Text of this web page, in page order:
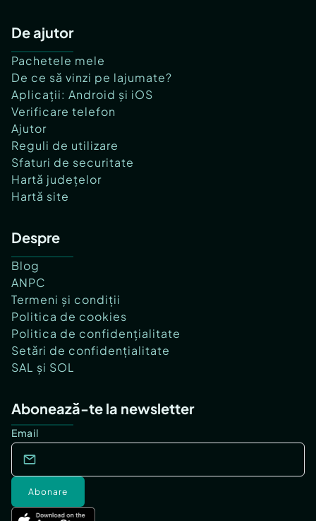
De ajutor
Pachetele mele
De ce să vinzi pe lajumate?
Aplicații: Android și iOS
Verificare telefon
Ajutor
Reguli de utilizare
Sfaturi de securitate
Hartă județelor
Hartă site
Despre
Blog
ANPC
Termeni și condiții
Politica de cookies
Politica de confidențialitate
Setări de confidențialitate
SAL și SOL
Abonează-te la newsletter
Email
Abonare